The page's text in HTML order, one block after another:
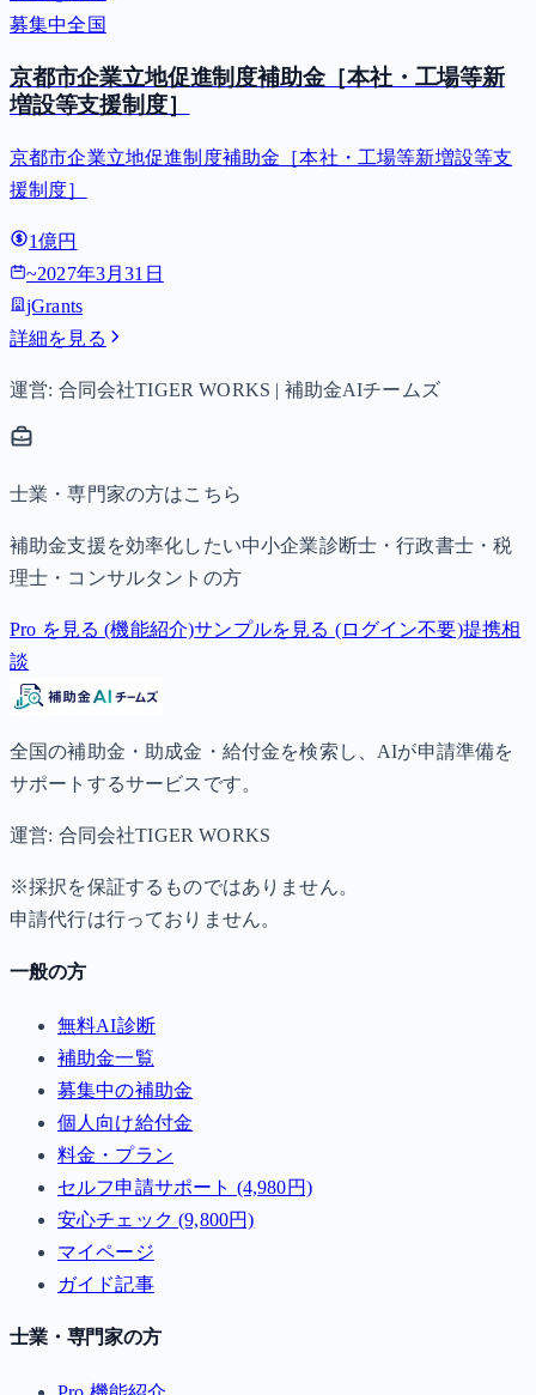
募集中全国
京都市企業立地促進制度補助金［本社・工場等新
増設等支援制度］
京都市企業立地促進制度補助金［本社・工場等新増設等支
援制度］
1億円
~2027年3月31日
jGrants
詳細を見る
運営: 合同会社TIGER WORKS | 補助金AIチームズ
士業・専門家の方はこちら
補助金支援を効率化したい中小企業診断士・行政書士・税
理士・コンサルタントの方
Pro を見る (機能紹介)サンプルを見る (ログイン不要)提携相
談
全国の補助金・助成金・給付金を検索し、AIが申請準備を
サポートするサービスです。
運営: 合同会社TIGER WORKS
※採択を保証するものではありません。
申請代行は行っておりません。
一般の方
無料AI診断
補助金一覧
募集中の補助金
個人向け給付金
料金・プラン
セルフ申請サポート (4,980円)
安心チェック (9,800円)
マイページ
ガイド記事
士業・専門家の方